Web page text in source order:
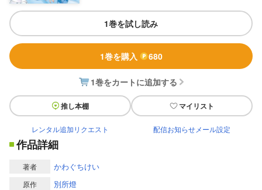
1巻を試し読み
1巻を購入 680
1巻をカートに追加する
推し本棚 マイリスト
レンタル追加リクエスト 配信お知らせメール設定
作品詳細
著者 かわぐちけい
原作 別所燈